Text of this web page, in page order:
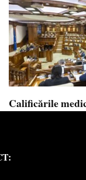
Calificările
Calificările